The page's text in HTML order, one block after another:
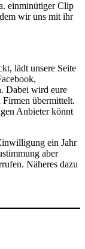
einminütiger Clip
wir uns mit ihr
lädt unsere Seite
Dabei wird eure
Firmen übermittelt.
Anbieter könnt
ein Jahr
aber
Näheres dazu